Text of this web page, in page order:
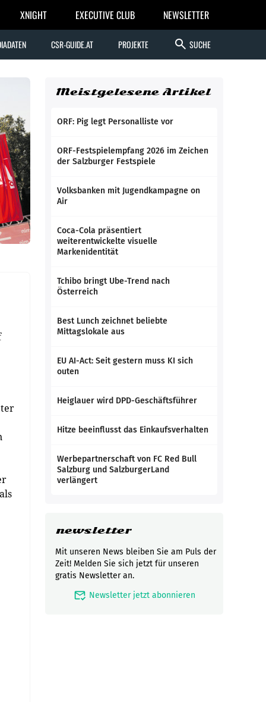
XNIGHT EXECUTIVE CLUB NEWSLETTER
CSR-GUIDE.AT PROJEKTE search SUCHE
Meistgelesene Artikel
ORF: Pig legt Personalliste vor
ORF-Festspielempfang 2026 im Zeichen
der Salzburger Festspiele
Volksbanken mit Jugendkampagne on
Air
Coca-Cola präsentiert
weiterentwickelte visuelle
Markenidentität
Tchibo bringt Ube-Trend nach
Österreich
Best Lunch zeichnet beliebte
Mittagslokale aus
EU AI-Act: Seit gestern muss KI sich
outen
Heiglauer wird DPD-Geschäftsführer
Hitze beeinflusst das Einkaufsverhalten
Werbepartnerschaft von FC Red Bull
Salzburg und SalzburgerLand
verlängert
newsletter
Mit unseren News bleiben Sie am Puls der
Zeit! Melden Sie sich jetzt für unseren
gratis Newsletter an.
mark_email_read Newsletter jetzt abonnieren